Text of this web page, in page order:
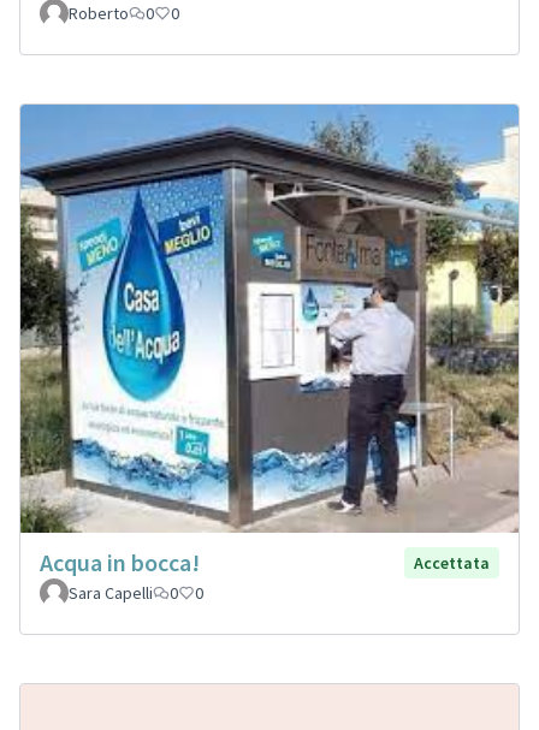
Roberto 0 0
Acqua in bocca!
Accettata
Sara Capelli
0 0